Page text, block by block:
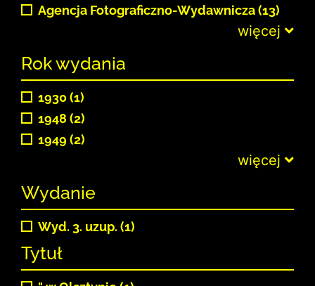
Agencja Fotograficzno-Wydawnicza (13)
więcej
Rok wydania
1930 (1)
1948 (2)
1949 (2)
więcej
Wydanie
Wyd. 3. uzup. (1)
Tytuł